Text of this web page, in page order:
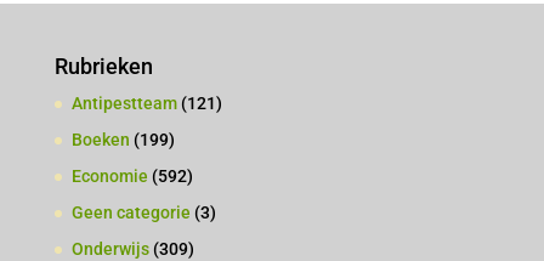
Rubrieken
Antipestteam(121)
Boeken (199)
Economie (592)
Geen categorie (3)
Onderwijs(309)